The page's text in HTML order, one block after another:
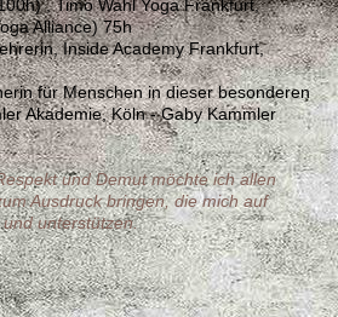
, Timo Wahl Yoga Frankfurt,
Alliance) 75h
Inside Academy Frankfurt,
für Menschen in dieser besonderen
Akademie, Köln - Gaby Kammler
und Demut möchte ich allen
Ausdruck bringen, die mich auf
unterstützen.